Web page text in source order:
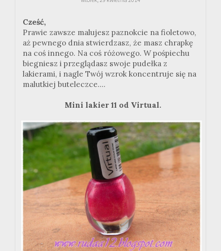
Cześć,
Prawie zawsze malujesz paznokcie na fioletowo,
aż pewnego dnia stwierdzasz, że masz chrapkę
na coś innego. Na coś różowego. W pośpiechu
biegniesz i przeglądasz swoje pudełka z
lakierami, i nagle Twój wzrok koncentruje się na
malutkiej buteleczce....
Mini lakier 11 od Virtual.